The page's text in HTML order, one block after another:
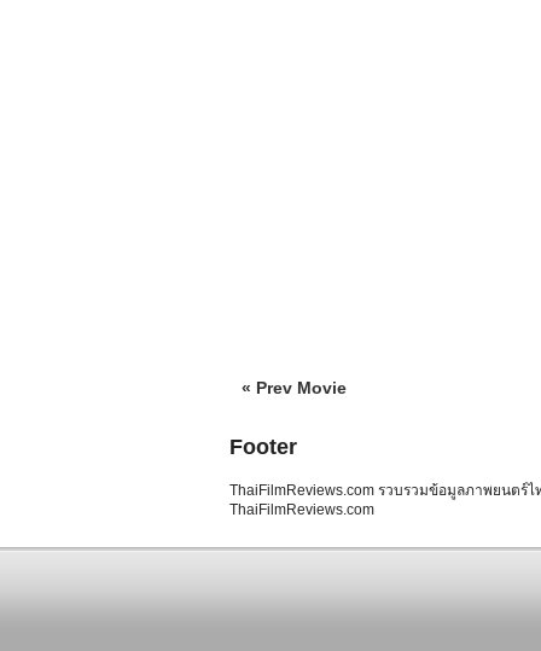
« Prev Movie
Footer
ThaiFilmReviews.com รวบรวมข้อมูลภาพยนตร์
ThaiFilmReviews.com